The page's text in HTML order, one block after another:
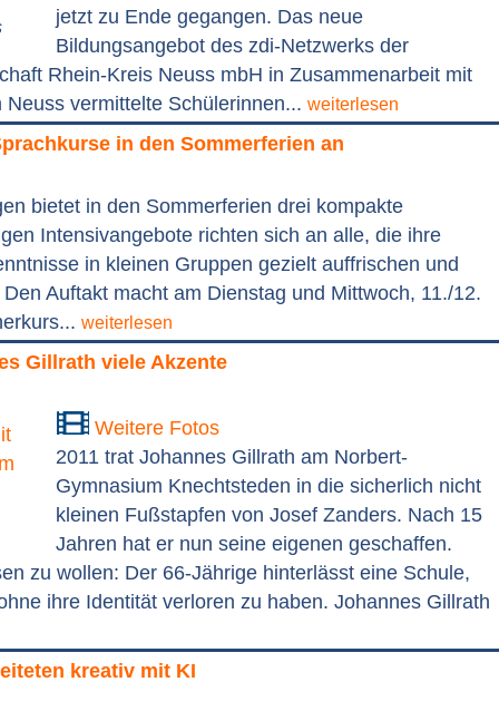
jetzt zu Ende gegangen. Das neue
Bildungsangebot des zdi-Netzwerks der
Rhein-Kreis Neuss mbH in Zusammenarbeit mit
vermittelte Schülerinnen... weiterlesen
in den Sommerferien an
bietet in den Sommerferien drei kompakte
Intensivangebote richten sich an alle, die ihre
in kleinen Gruppen gezielt auffrischen und
Auftakt macht am Dienstag und Mittwoch, 11./12.
weiterlesen
Gillrath viele Akzente
Weitere Fotos
2011 trat Johannes Gillrath am Norbert-
Gymnasium Knechtsteden in die sicherlich nicht
kleinen Fußstapfen von Josef Zanders. Nach 15
Jahren hat er nun seine eigenen geschaffen.
zu wollen: Der 66-Jährige hinterlässt eine Schule,
ihre Identität verloren zu haben. Johannes Gillrath
kreativ mit KI